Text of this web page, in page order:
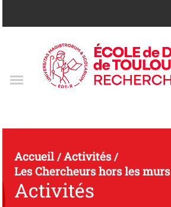
Accueil/Activités/
Les Chercheurs hors les murs
Activités